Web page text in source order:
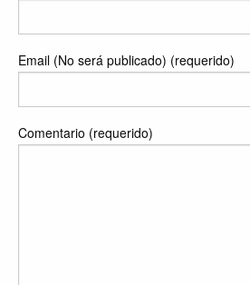
Email (No será publicado) (requerido)
Comentario (requerido)